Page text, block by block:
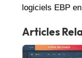
logiciels EBP
Articles